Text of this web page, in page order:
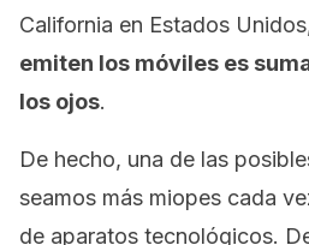
California en Estados
emiten los móviles es
los ojos.
De hecho, una de las
seamos más miopes cada
de aparatos tecnológicos.